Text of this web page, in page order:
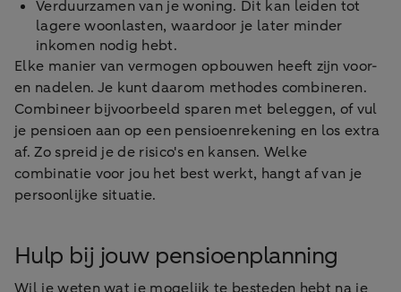
Verduurzamen van je woning. Dit kan leiden tot
lagere woonlasten, waardoor je later minder
inkomen nodig hebt.
Elke manier van vermogen opbouwen heeft zijn voor-
en nadelen. Je kunt daarom methodes combineren.
Combineer bijvoorbeeld sparen met beleggen, of vul
je pensioen aan op een pensioenrekening en los extra
af. Zo spreid je de risico's en kansen. Welke
combinatie voor jou het best werkt, hangt af van je
persoonlijke situatie.
Hulp bij jouw pensioenplanning